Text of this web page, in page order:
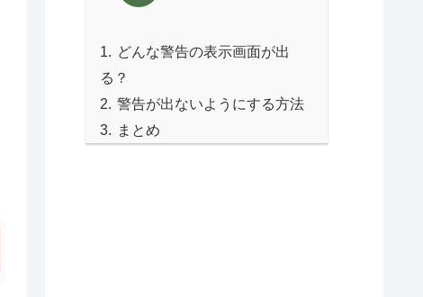
どんな警告の表示画面が出
る？
警告が出ないようにする方法
まとめ